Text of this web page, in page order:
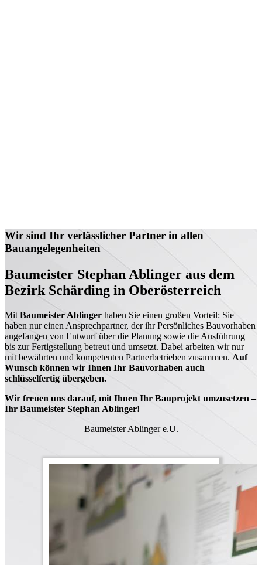
Wir sind Ihr verlässlicher Partner in allen
Bauangelegenheiten
Baumeister Stephan Ablinger aus dem
Bezirk Schärding in Oberösterreich
Mit Baumeister Ablinger haben Sie einen großen Vorteil: Sie
haben nur einen Ansprechpartner, der ihr Persönliches Bauvorhaben
angefangen von Entwurf über die Planung sowie die Ausführung
bis zur Fertigstellung betreut und umsetzt. Dabei arbeiten wir nur
mit bewährten und kompetenten Partnerbetrieben zusammen. Auf
Wunsch können wir Ihnen Ihr Bauvorhaben auch
schlüsselfertig übergeben.
Wir freuen uns darauf, mit Ihnen Ihr Bauprojekt umzusetzen –
Ihr Baumeister Stephan Ablinger!
Baumeister Ablinger e.U.